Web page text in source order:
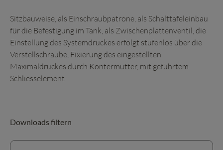
Sitzbauweise, als Einschraubpatrone, als Schalttafeleinbau
für die Befestigung im Tank, als Zwischenplattenventil, die
Einstellung des Systemdruckes erfolgt stufenlos über die
Verstellschraube, Fixierung des eingestellten
Maximaldruckes durch Kontermutter, mit geführtem
Schliesselement
Downloads filtern